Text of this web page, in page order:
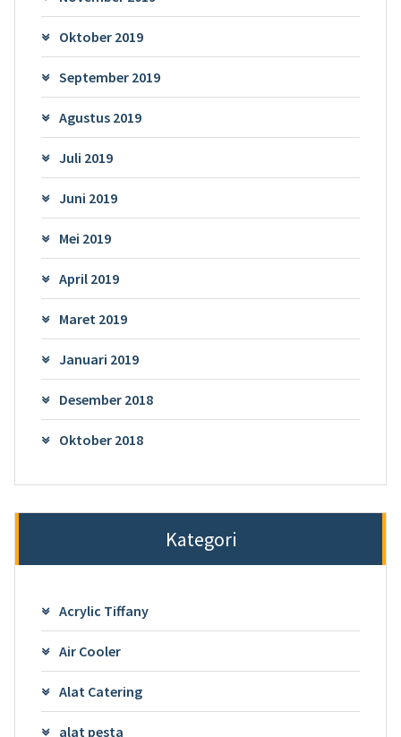
Oktober 2019
September 2019
Agustus 2019
Juli 2019
Juni 2019
Mei 2019
April 2019
Maret 2019
Januari 2019
Desember 2018
Oktober 2018
Kategori
Acrylic Tiffany
Air Cooler
Alat Catering
alat pesta